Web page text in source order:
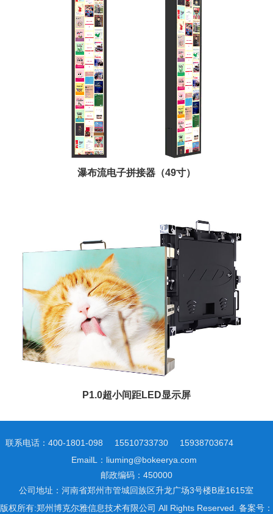
瀑布流电子拼接器（49寸）
P1.0超小间距LED显示屏
联系电话：400-1801-098 15510733730
15938703674
EmailL：liuming@bokeerya.com
邮政编码：450000
公司地址：河南省郑州市管城回族区升龙广场3号楼B座1615室
版权所有:郑州博克尔雅信息技术有限公司 All Rights Reserved. 备案号：